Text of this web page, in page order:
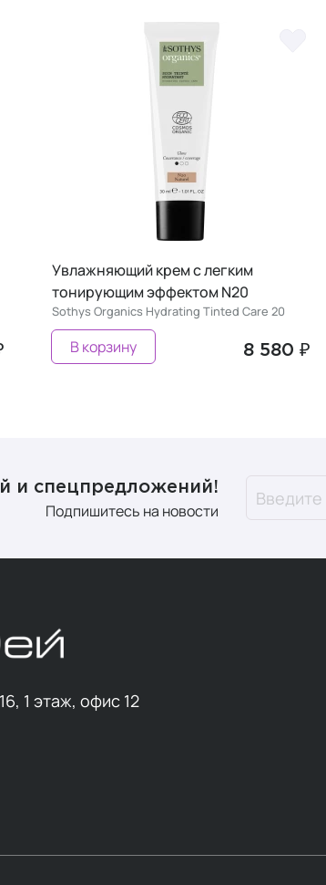
Увлажняющий крем с легким
тонирующим эффектом N20
Sothys Organics Hydrating Tinted Care 20
8 580 ₽
В корзину
и спецпредложений!
Подпишитесь на новости
1 этаж, офис 12